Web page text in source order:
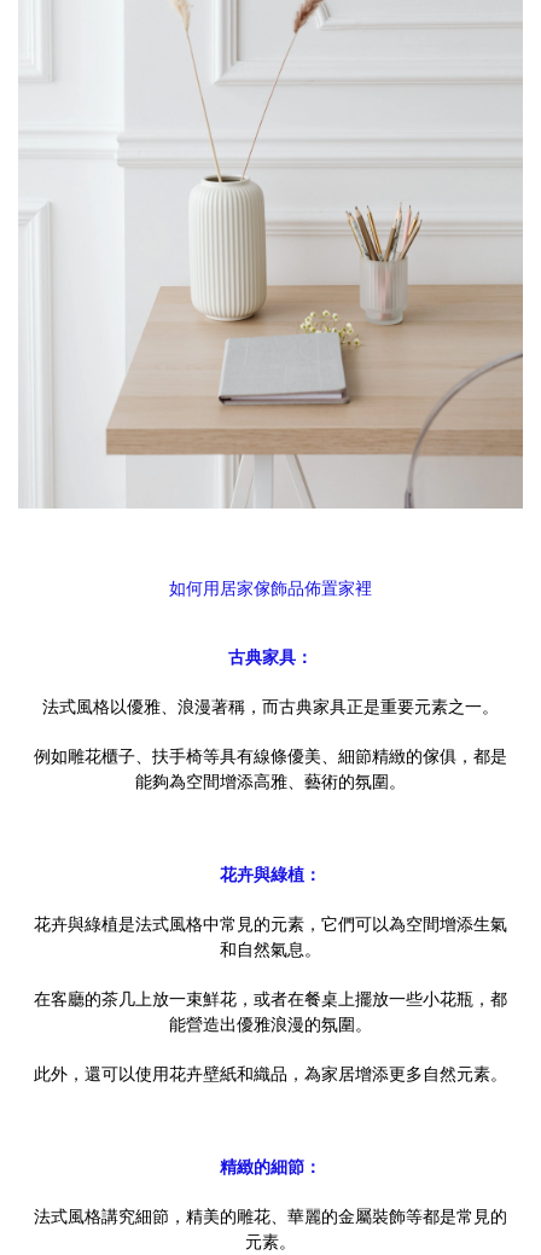
如何用居家傢飾品佈置家裡
古典家具：
法式風格以優雅、浪漫著稱，而古典家具正是重要元素之一。
例如雕花櫃子、扶手椅等具有線條優美、細節精緻的傢俱，都是
能夠為空間增添高雅、藝術的氛圍。
花卉與綠植：
花卉與綠植是法式風格中常見的元素，它們可以為空間增添生氣
和自然氣息。
在客廳的茶几上放一束鮮花，或者在餐桌上擺放一些小花瓶，都
能營造出優雅浪漫的氛圍。
此外，還可以使用花卉壁紙和織品，為家居增添更多自然元素。
精緻的細節：
法式風格講究細節，精美的雕花、華麗的金屬裝飾等都是常見的
元素。